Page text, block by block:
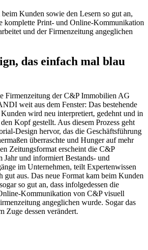
Kunden sowie den Lesern so gut an,
komplette Print- und Online-Kommunikation
und der Firmenzeitung angeglichen
das einfach mal blau
Firmenzeitung der C&P Immobilien AG
weit aus dem Fenster: Das bestehende
wird neu interpretiert, gedehnt und in
Kopf gestellt. Aus diesem Prozess geht
Design hervor, das die Geschäftsführung
überraschte und Hunger auf mehr
Zeitungsformat erscheint die C&P
Jahr und informiert Bestands- und
im Unternehmen, teilt Expertenwissen
gut aus. Das neue Format kam beim Kunden
so gut an, dass infolgedessen die
Kommunikation von C&P visuell
angeglichen wurde. Sogar das
Zuge dessen verändert.